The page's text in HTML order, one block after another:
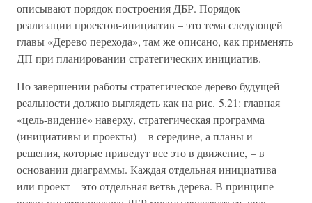
описывают порядок построения ДБР. Порядок
реализации проектов-инициатив – это тема следующей
главы «Дерево перехода», там же описано, как применять
ДП при планировании стратегических инициатив.
По завершении работы стратегическое дерево будущей
реальности должно выглядеть как на рис. 5.21: главная
«цель-видение» наверху, стратегическая программа
(инициативы и проекты) – в середине, а планы и
решения, которые приведут все это в движение, – в
основании диаграммы. Каждая отдельная инициатива
или проект – это отдельная ветвь дерева. В принципе